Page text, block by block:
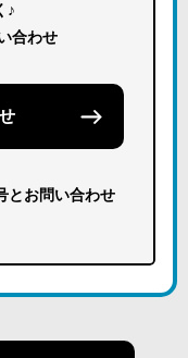
♪
合わせ
とお問い合わせ